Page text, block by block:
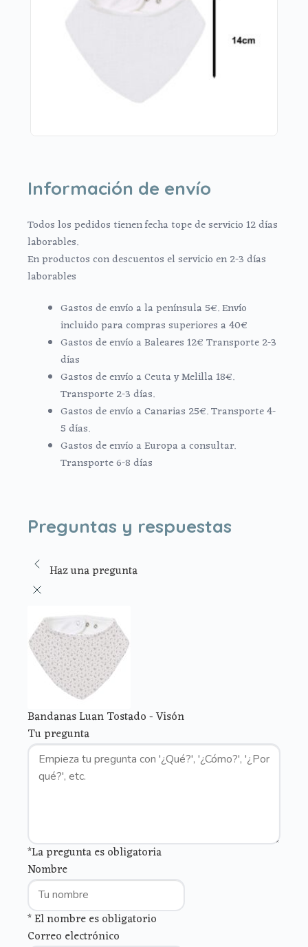
Información de envío
Todos los pedidos tienen fecha tope de servicio 12 días
laborables.
En productos con descuentos el servicio en 2-3 días
laborables
Gastos de envío a la península 5€. Envío
incluido para compras superiores a 40€
Gastos de envío a Baleares 12€ Transporte 2-3
días
Gastos de envío a Ceuta y Melilla 18€.
Transporte 2-3 días.
Gastos de envío a Canarias 25€. Transporte 4-
5 días.
Gastos de envío a Europa a consultar.
Transporte 6-8 días
Preguntas y respuestas
Haz una pregunta
Bandanas Luan Tostado - Visón
Tu pregunta
*La pregunta es obligatoria
Nombre
* El nombre es obligatorio
Correo electrónico